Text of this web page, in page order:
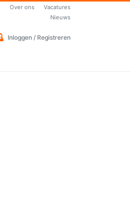
Over ons
Vacatures
Nieuws
Inloggen / Registreren